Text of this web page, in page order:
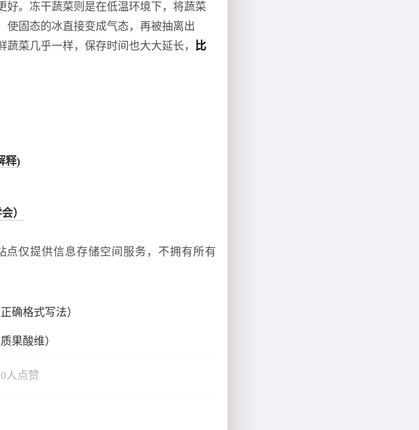
好。冻干蔬菜则是在低温环境下，将蔬菜
使固态的冰直接变成气态，再被抽离出
菜几乎一样，保存时间也大大延长， 比
释)
）
点仅提供信息存储空间服务，不拥有所有
确格式写法）
果酸维）
0人点赞